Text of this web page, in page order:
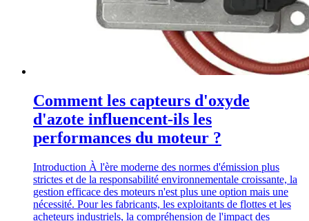
Comment les capteurs d'oxyde
d'azote influencent-ils les
performances du moteur ?
Introduction À l'ère moderne des normes d'émission plus
strictes et de la responsabilité environnementale croissante, la
gestion efficace des moteurs n'est plus une option mais une
nécessité. Pour les fabricants, les exploitants de flottes et les
acheteurs industriels, la compréhension de l'impact des